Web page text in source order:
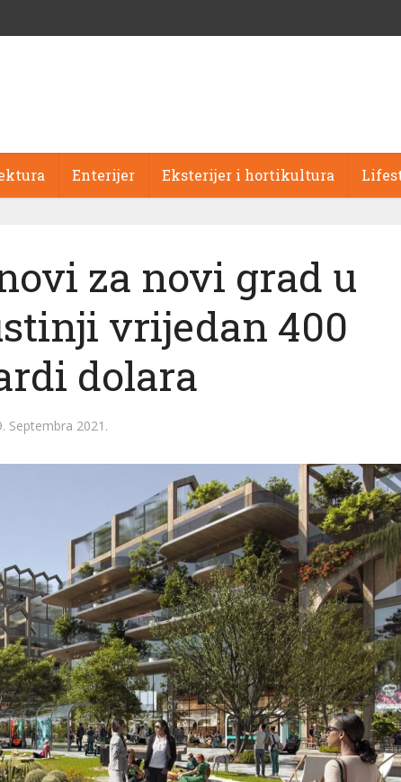
Enterijer Eksterijer i hortikultura
za novi grad u
vrijedan 400
dolara
Septembra 2021.